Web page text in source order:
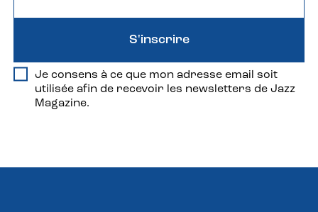
Je consens à ce que mon adresse email soit
utilisée afin de recevoir les newsletters de Jazz
Magazine.
S'inscrire